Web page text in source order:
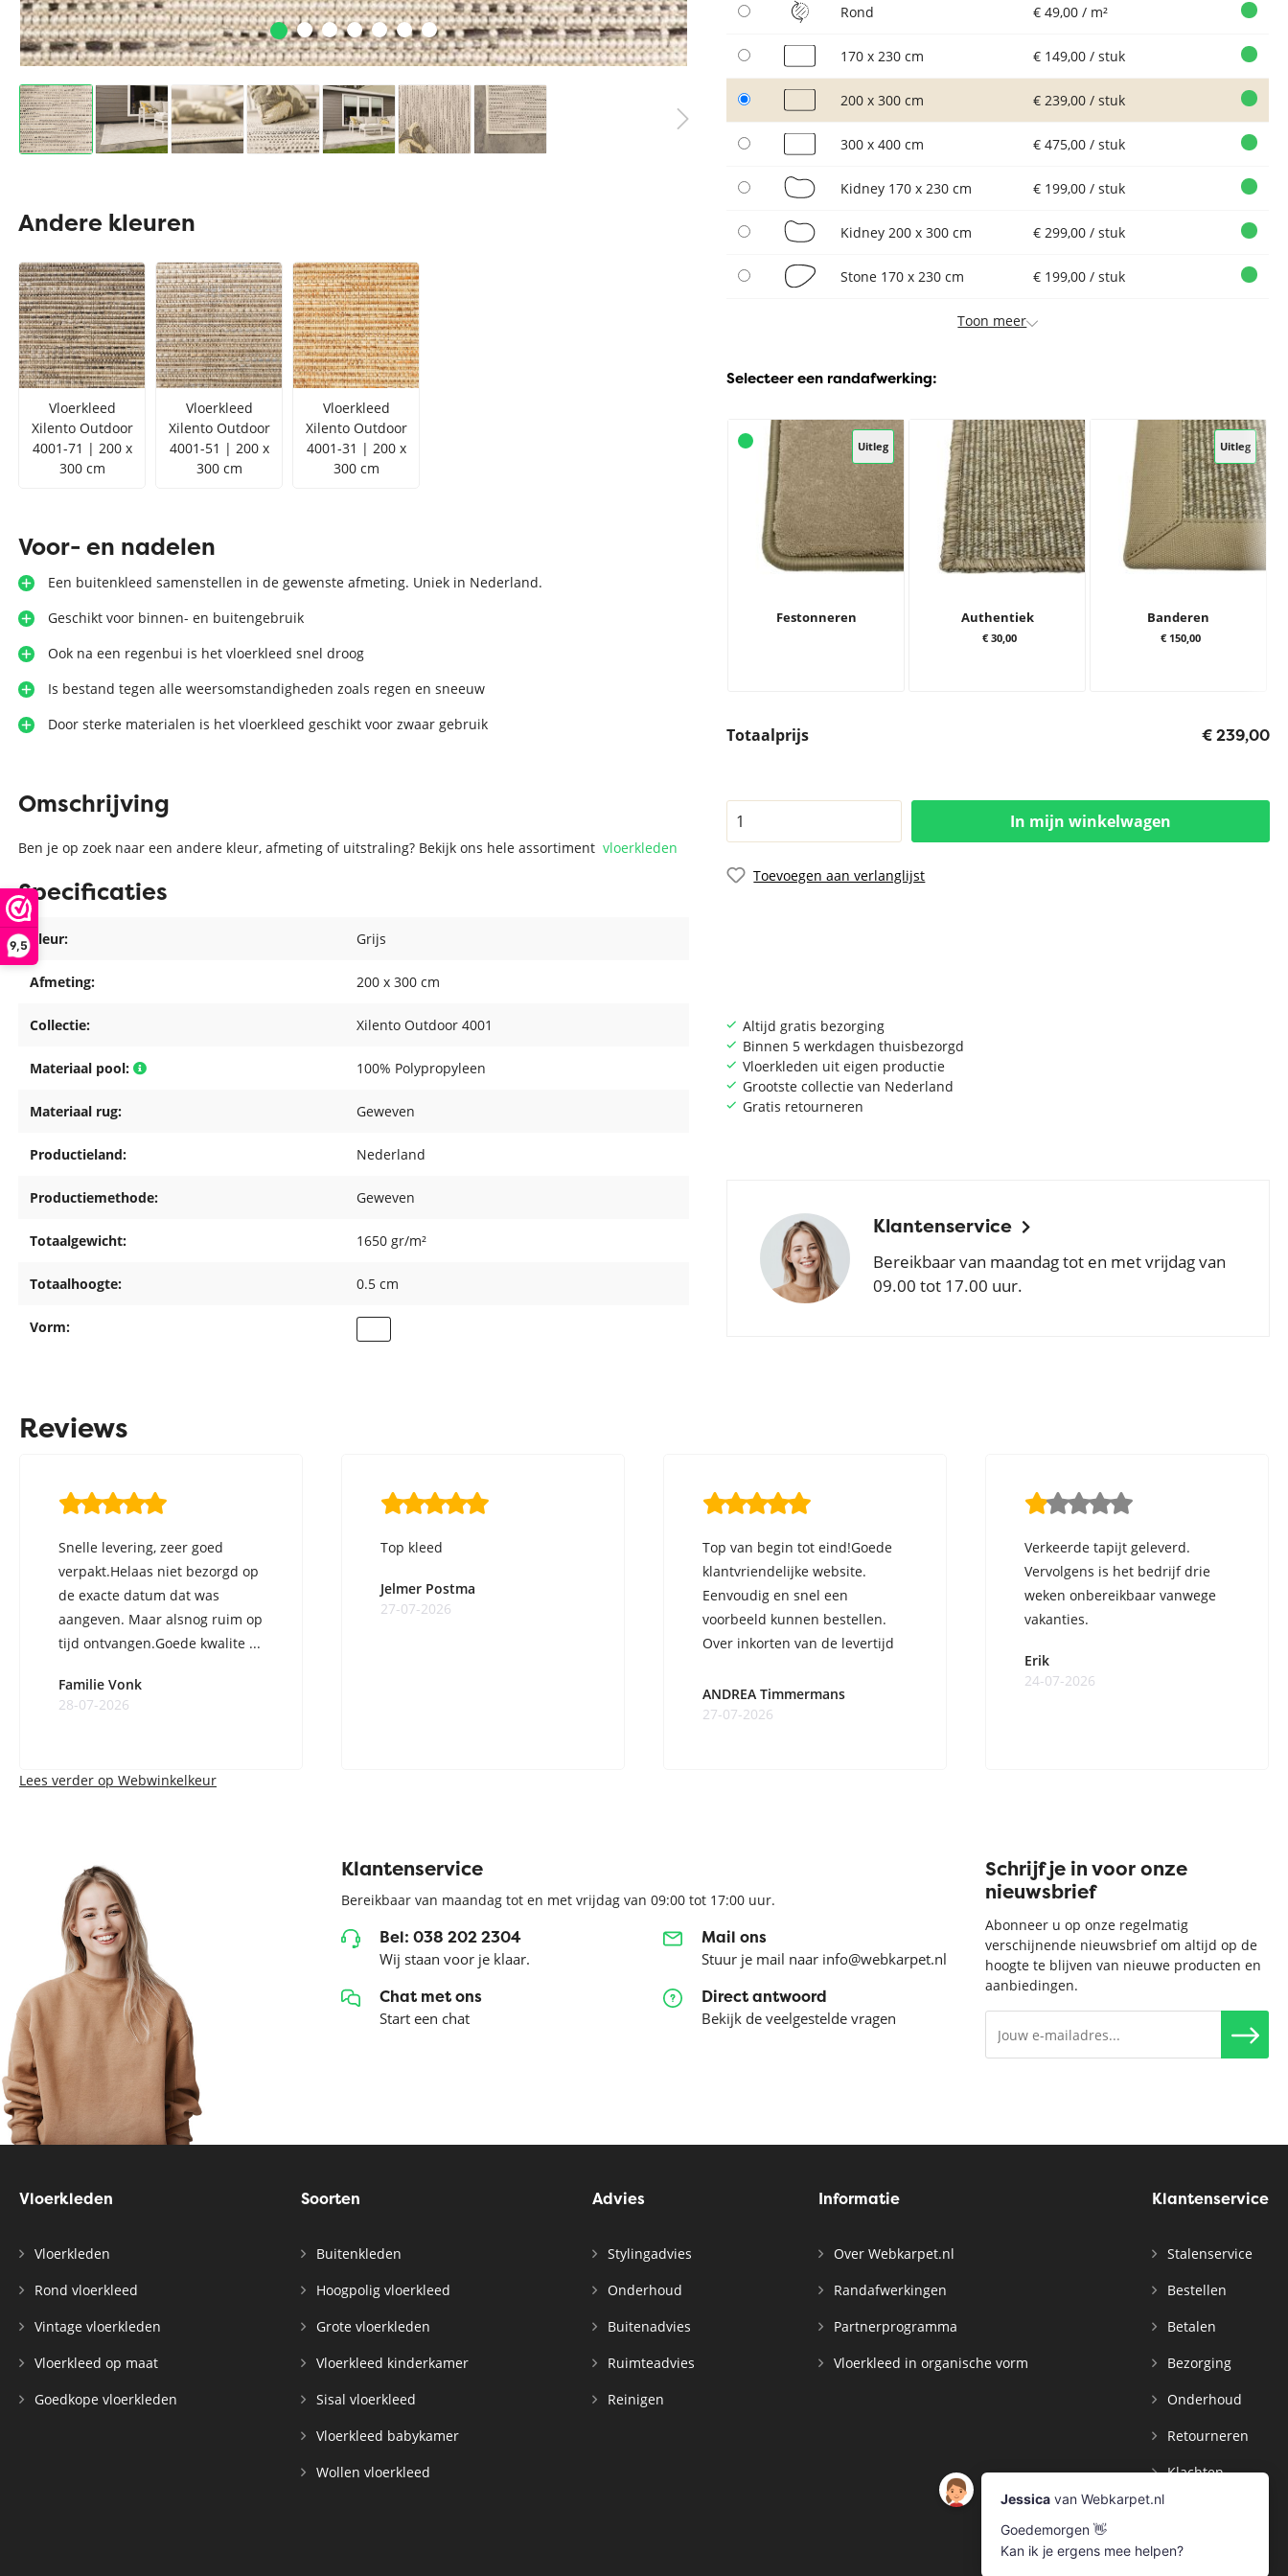
9,5
Rond € 49,00 / m²
170 x 230 cm € 149,00 / stuk
200 x 300 cm € 239,00 / stuk
300 x 400 cm € 475,00 / stuk
Kidney 170 x 230 cm € 199,00 / stuk
Kidney 200 x 300 cm € 299,00 / stuk
Stone 170 x 230 cm € 199,00 / stuk
Toon meer
Selecteer een randafwerking:
Uitleg
Festonneren Authentiek
€ 30,00
Uitleg
Banderen
€ 150,00
Totaalprijs € 239,00
In mijn winkelwagen
Toevoegen aan verlanglijst
Andere kleuren
Vloerkleed
Xilento Outdoor
4001-71 | 200 x
300 cm
Vloerkleed
Xilento Outdoor
4001-51 | 200 x
300 cm
Vloerkleed
Xilento Outdoor
4001-31 | 200 x
300 cm
Altijd gratis bezorging
Binnen 5 werkdagen thuisbezorgd
Vloerkleden uit eigen productie
Grootste collectie van Nederland
Gratis retourneren
Voor- en nadelen
Een buitenkleed samenstellen in de gewenste afmeting. Uniek in Nederland.
Geschikt voor binnen- en buitengebruik
Ook na een regenbui is het vloerkleed snel droog
Is bestand tegen alle weersomstandigheden zoals regen en sneeuw
Door sterke materialen is het vloerkleed geschikt voor zwaar gebruik
Klantenservice
Bereikbaar van maandag tot en met vrijdag van
09.00 tot 17.00 uur.
Omschrijving
Ben je op zoek naar een andere kleur, afmeting of uitstraling? Bekijk ons hele assortimentvloerkleden
Specificaties
Kleur: Grijs
Afmeting: 200 x 300 cm
Collectie: Xilento Outdoor 4001
Materiaal pool: 100% Polypropyleen
Materiaal rug: Geweven
Productieland: Nederland
Productiemethode: Geweven
Totaalgewicht: 1650 gr/m²
Totaalhoogte: 0.5 cm
Vorm:
Reviews
Snelle levering, zeer goed
verpakt.Helaas niet bezorgd op
de exacte datum dat was
aangeven. Maar alsnog ruim op
tijd ontvangen.Goede kwalite ...
Familie Vonk
28-07-2026
Top kleed
Jelmer Postma
27-07-2026
Top van begin tot eind!Goede
klantvriendelijke website.
Eenvoudig en snel een
voorbeeld kunnen bestellen.
Over inkorten van de levertijd
ANDREA Timmermans
27-07-2026
Verkeerde tapijt geleverd.
Vervolgens is het bedrijf drie
weken onbereikbaar vanwege
vakanties.
Erik
24-07-2026
Lees verder op Webwinkelkeur
Klantenservice
Bereikbaar van maandag tot en met vrijdag van 09:00 tot 17:00 uur.
Bel: 038 202 2304
Wij staan voor je klaar.
Mail ons
Stuur je mail naar info@webkarpet.nl
Chat met ons
Start een chat
Direct antwoord
Bekijk de veelgestelde vragen
Schrijf je in voor onze
nieuwsbrief
Abonneer u op onze regelmatig
verschijnende nieuwsbrief om altijd op de
hoogte te blijven van nieuwe producten en
aanbiedingen.
Vloerkleden
Vloerkleden
Rond vloerkleed
Vintage vloerkleden
Vloerkleed op maat
Goedkope vloerkleden
Soorten
Buitenkleden
Hoogpolig vloerkleed
Grote vloerkleden
Vloerkleed kinderkamer
Sisal vloerkleed
Vloerkleed babykamer
Wollen vloerkleed
Advies
Stylingadvies
Onderhoud
Buitenadvies
Ruimteadvies
Reinigen
Informatie
Over Webkarpet.nl
Randafwerkingen
Partnerprogramma
Vloerkleed in organische vorm
Klantenservice
Stalenservice
Bestellen
Betalen
Bezorging
Onderhoud
Retourneren
Klachten
Contact
Mijn Account